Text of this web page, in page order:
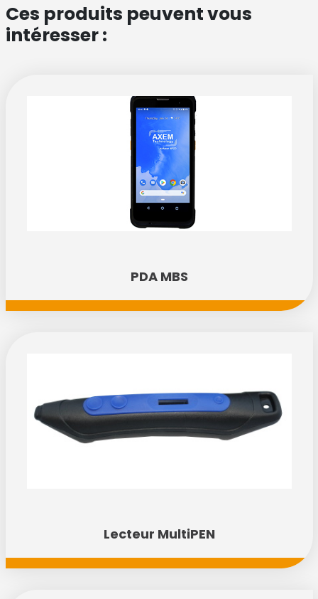
Ces produits peuvent vous
intéresser :
PDA MBS
Lecteur MultiPEN